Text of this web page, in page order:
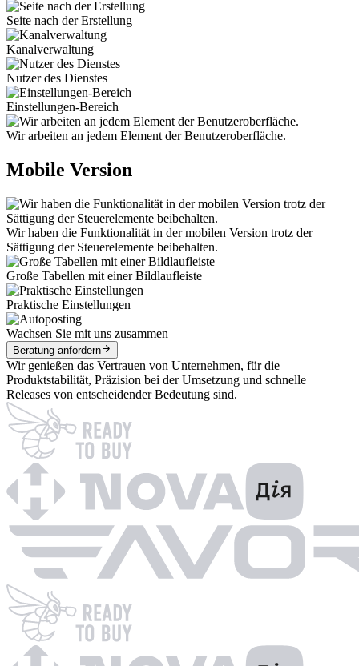
Seite nach der Erstellung
Kanalverwaltung
Nutzer des Dienstes
Einstellungen-Bereich
Wir arbeiten an jedem Element der Benutzeroberfläche.
Mobile Version
Wir haben die Funktionalität in der mobilen Version trotz der
Sättigung der Steuerelemente beibehalten.
Große Tabellen mit einer Bildlaufleiste
Praktische Einstellungen
Wachsen Sie mit uns zusammen
Beratung anfordern
Wir genießen das Vertrauen von Unternehmen, für die
Produktstabilität, Präzision bei der Umsetzung und schnelle
Releases von entscheidender Bedeutung sind.